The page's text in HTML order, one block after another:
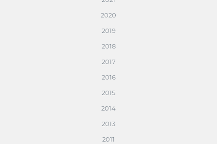
2020
2019
2018
2017
2016
2015
2014
2013
2011